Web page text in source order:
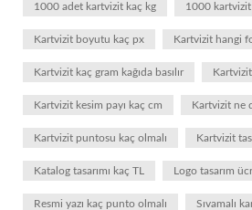
1000 adet kartvizit kaç kg 1000 kartvizit
Kartvizit boyutu kaç px Kartvizit hangi
Kartvizit kaç gram kağıda basılır
Kartvizit kesim payı kaç cm Kartvizit ne
Kartvizit puntosu kaç olmalı Kartvizit
Katalog tasarımı kaç TL Logo tasarım
Resmi yazı kaç punto olmalı Sıvamalı